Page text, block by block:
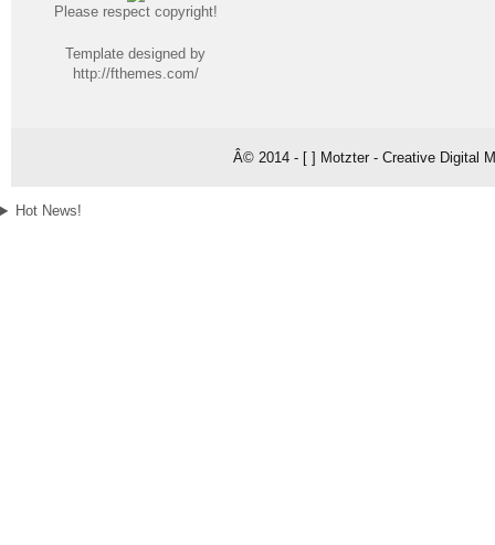
Please respect copyright!
Template designed by
http://fthemes.com/
Â© 2014 - [ ] Motzter - Creative Digital
Hot News!